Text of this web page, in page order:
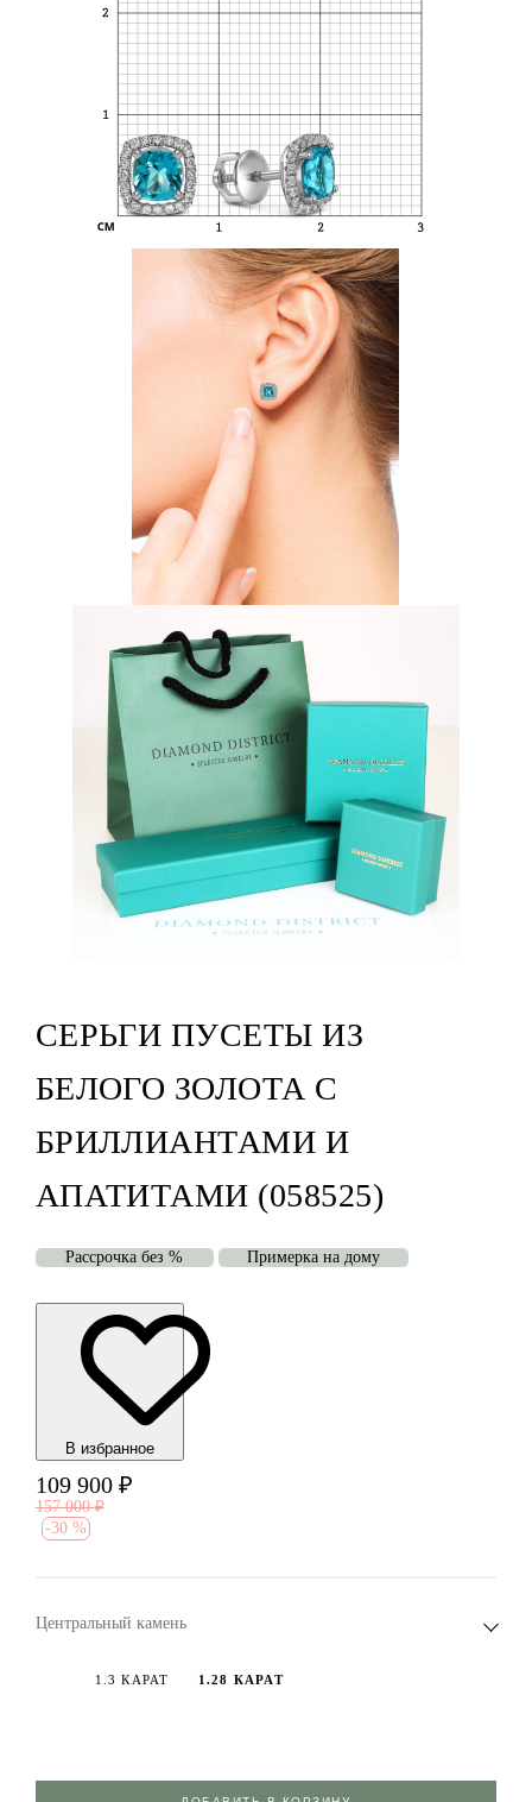
СЕРЬГИ ПУСЕТЫ ИЗ
БЕЛОГО ЗОЛОТА С
БРИЛЛИАНТАМИ И
АПАТИТАМИ (058525)
Рассрочка без % Примерка на дому
В избранноe
109 900 ₽
157 000 ₽
-30 %
Центральный камень
1.3 КАРАТ 1.28 КАРАТ